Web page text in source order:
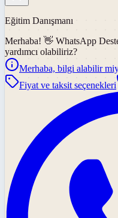
Eğitim Danışmanı
Merhaba! 👋 WhatsApp
yardımcı olabiliriz?
Merhaba, bilgi alabilir
Fiyat ve taksit seçenekleri